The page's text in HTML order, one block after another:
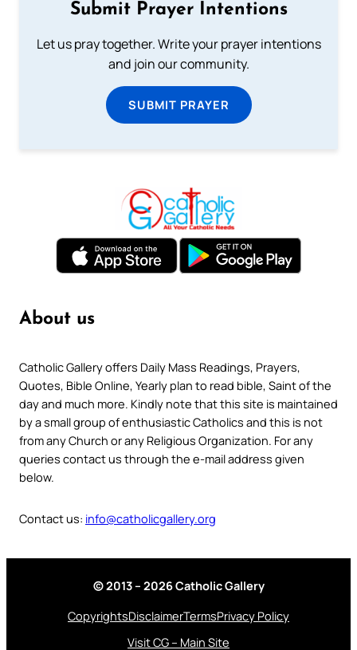
Submit Prayer Intentions
Let us pray together. Write your prayer intentions
and join our community.
SUBMIT PRAYER
About us
Catholic Gallery offers Daily Mass Readings, Prayers,
Quotes, Bible Online, Yearly plan to read bible, Saint of the
day and much more. Kindly note that this site is maintained
by a small group of enthusiastic Catholics and this is not
from any Church or any Religious Organization. For any
queries contact us through the e-mail address given
below.
Contact us: info@catholicgallery.org
© 2013 – 2026 Catholic Gallery
CopyrightsDisclaimerTermsPrivacy Policy
Visit CG – Main Site